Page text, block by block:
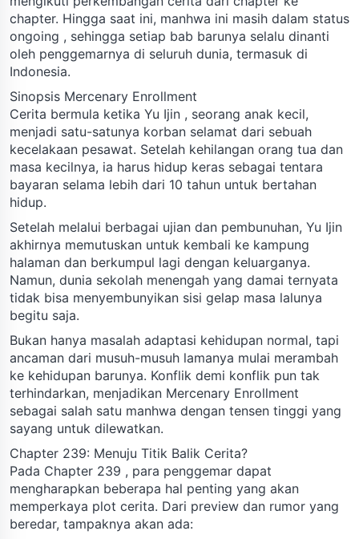
chapter. Hingga saat ini, manhwa ini masih dalam status
ongoing , sehingga setiap bab barunya selalu dinanti
oleh penggemarnya di seluruh dunia, termasuk di
Indonesia.
Sinopsis Mercenary Enrollment
Cerita bermula ketika Yu Ijin , seorang anak kecil,
menjadi satu-satunya korban selamat dari sebuah
kecelakaan pesawat. Setelah kehilangan orang tua dan
masa kecilnya, ia harus hidup keras sebagai tentara
bayaran selama lebih dari 10 tahun untuk bertahan
hidup.
Setelah melalui berbagai ujian dan pembunuhan, Yu Ijin
akhirnya memutuskan untuk kembali ke kampung
halaman dan berkumpul lagi dengan keluarganya.
Namun, dunia sekolah menengah yang damai ternyata
tidak bisa menyembunyikan sisi gelap masa lalunya
begitu saja.
Bukan hanya masalah adaptasi kehidupan normal, tapi
ancaman dari musuh-musuh lamanya mulai merambah
ke kehidupan barunya. Konflik demi konflik pun tak
terhindarkan, menjadikan Mercenary Enrollment
sebagai salah satu manhwa dengan tensen tinggi yang
sayang untuk dilewatkan.
Chapter 239: Menuju Titik Balik Cerita?
Pada Chapter 239 , para penggemar dapat
mengharapkan beberapa hal penting yang akan
memperkaya plot cerita. Dari preview dan rumor yang
beredar, tampaknya akan ada: